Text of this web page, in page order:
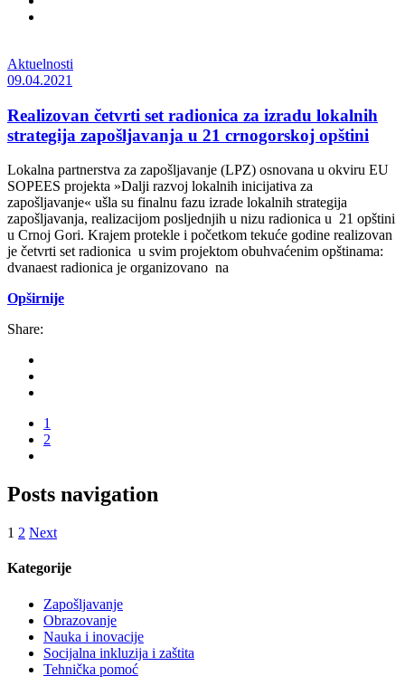
Aktuelnosti
09.04.2021
Realizovan četvrti set radionica za izradu lokalnih
strategija zapošljavanja u 21 crnogorskoj opštini
Lokalna partnerstva za zapošljavanje (LPZ) osnovana u okviru EU
SOPEES projekta »Dalji razvoj lokalnih inicijativa za
zapošljavanje« ušla su finalnu fazu izrade lokalnih strategija
zapošljavanja, realizacijom posljednjih u nizu radionica u 21 opštini
u Crnoj Gori. Krajem protekle i početkom tekuće godine realizovan
je četvrti set radionica u svim projektom obuhvaćenim opštinama:
dvanaest radionica je organizovano na
Opširnije
Share:
1
2
Posts navigation
1 2 Next
Kategorije
Zapošljavanje
Obrazovanje
Nauka i inovacije
Socijalna inkluzija i zaštita
Tehnička pomoć